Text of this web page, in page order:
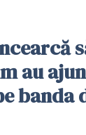
au
banda